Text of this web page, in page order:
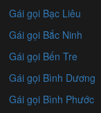
Gái gọi Bạc Liêu
Gái gọi Bắc Ninh
Gái gọi Bến Tre
Gái gọi Bình Dương
Gái gọi Bình Phước